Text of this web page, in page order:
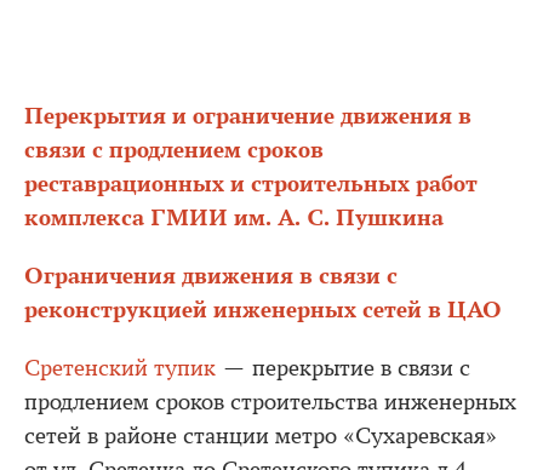
Перекрытия и ограничение движения в
связи с продлением сроков
реставрационных и строительных работ
комплекса ГМИИ им. А. С. Пушкина
Ограничения движения в связи с
реконструкцией инженерных сетей в ЦАО
Сретенский тупик — перекрытие в связи с
продлением сроков строительства инженерных
сетей в районе станции метро «Сухаревская»